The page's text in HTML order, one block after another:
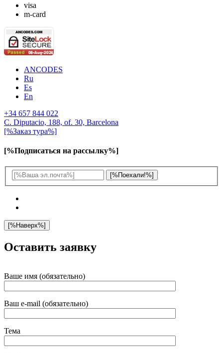
visa
m-card
ANCODES
Ru
Es
En
+34 657 844 022
C. Diputacio, 188, of. 30, Barcelona
[%Заказ тура%]
[%Подписаться на рассылку%]
[%Наверх%]
Оставить заявку
Ваше имя (обязательно)
Ваш e-mail (обязательно)
Тема